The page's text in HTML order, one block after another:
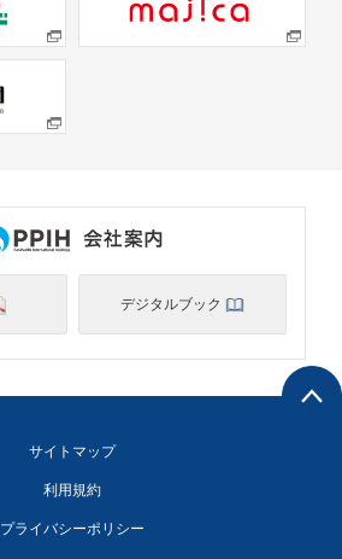
デジタルブック
サイトマップ
利用規約
プライバシーポリシー